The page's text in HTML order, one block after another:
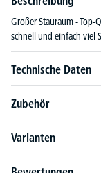
Großer Stauraum - Top-
schnell und einfach viel
Technische Daten
Zubehör
Varianten